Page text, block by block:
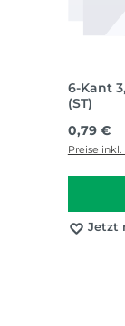
6-Kant
(ST)
0,79 €
Preise inkl.
Jetzt